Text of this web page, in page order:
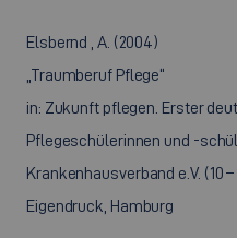
Elsbernd , A. (2004)
„Traumberuf Pflege“
in: Zukunft pflegen. Erster
Pflegeschülerinnen und -
Krankenhausverband e.V. (10 –
Eigendruck, Hamburg